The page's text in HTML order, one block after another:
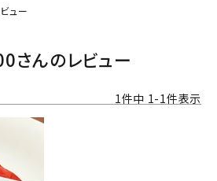
ュー
さんのレビュー
1件中 1-1件表示